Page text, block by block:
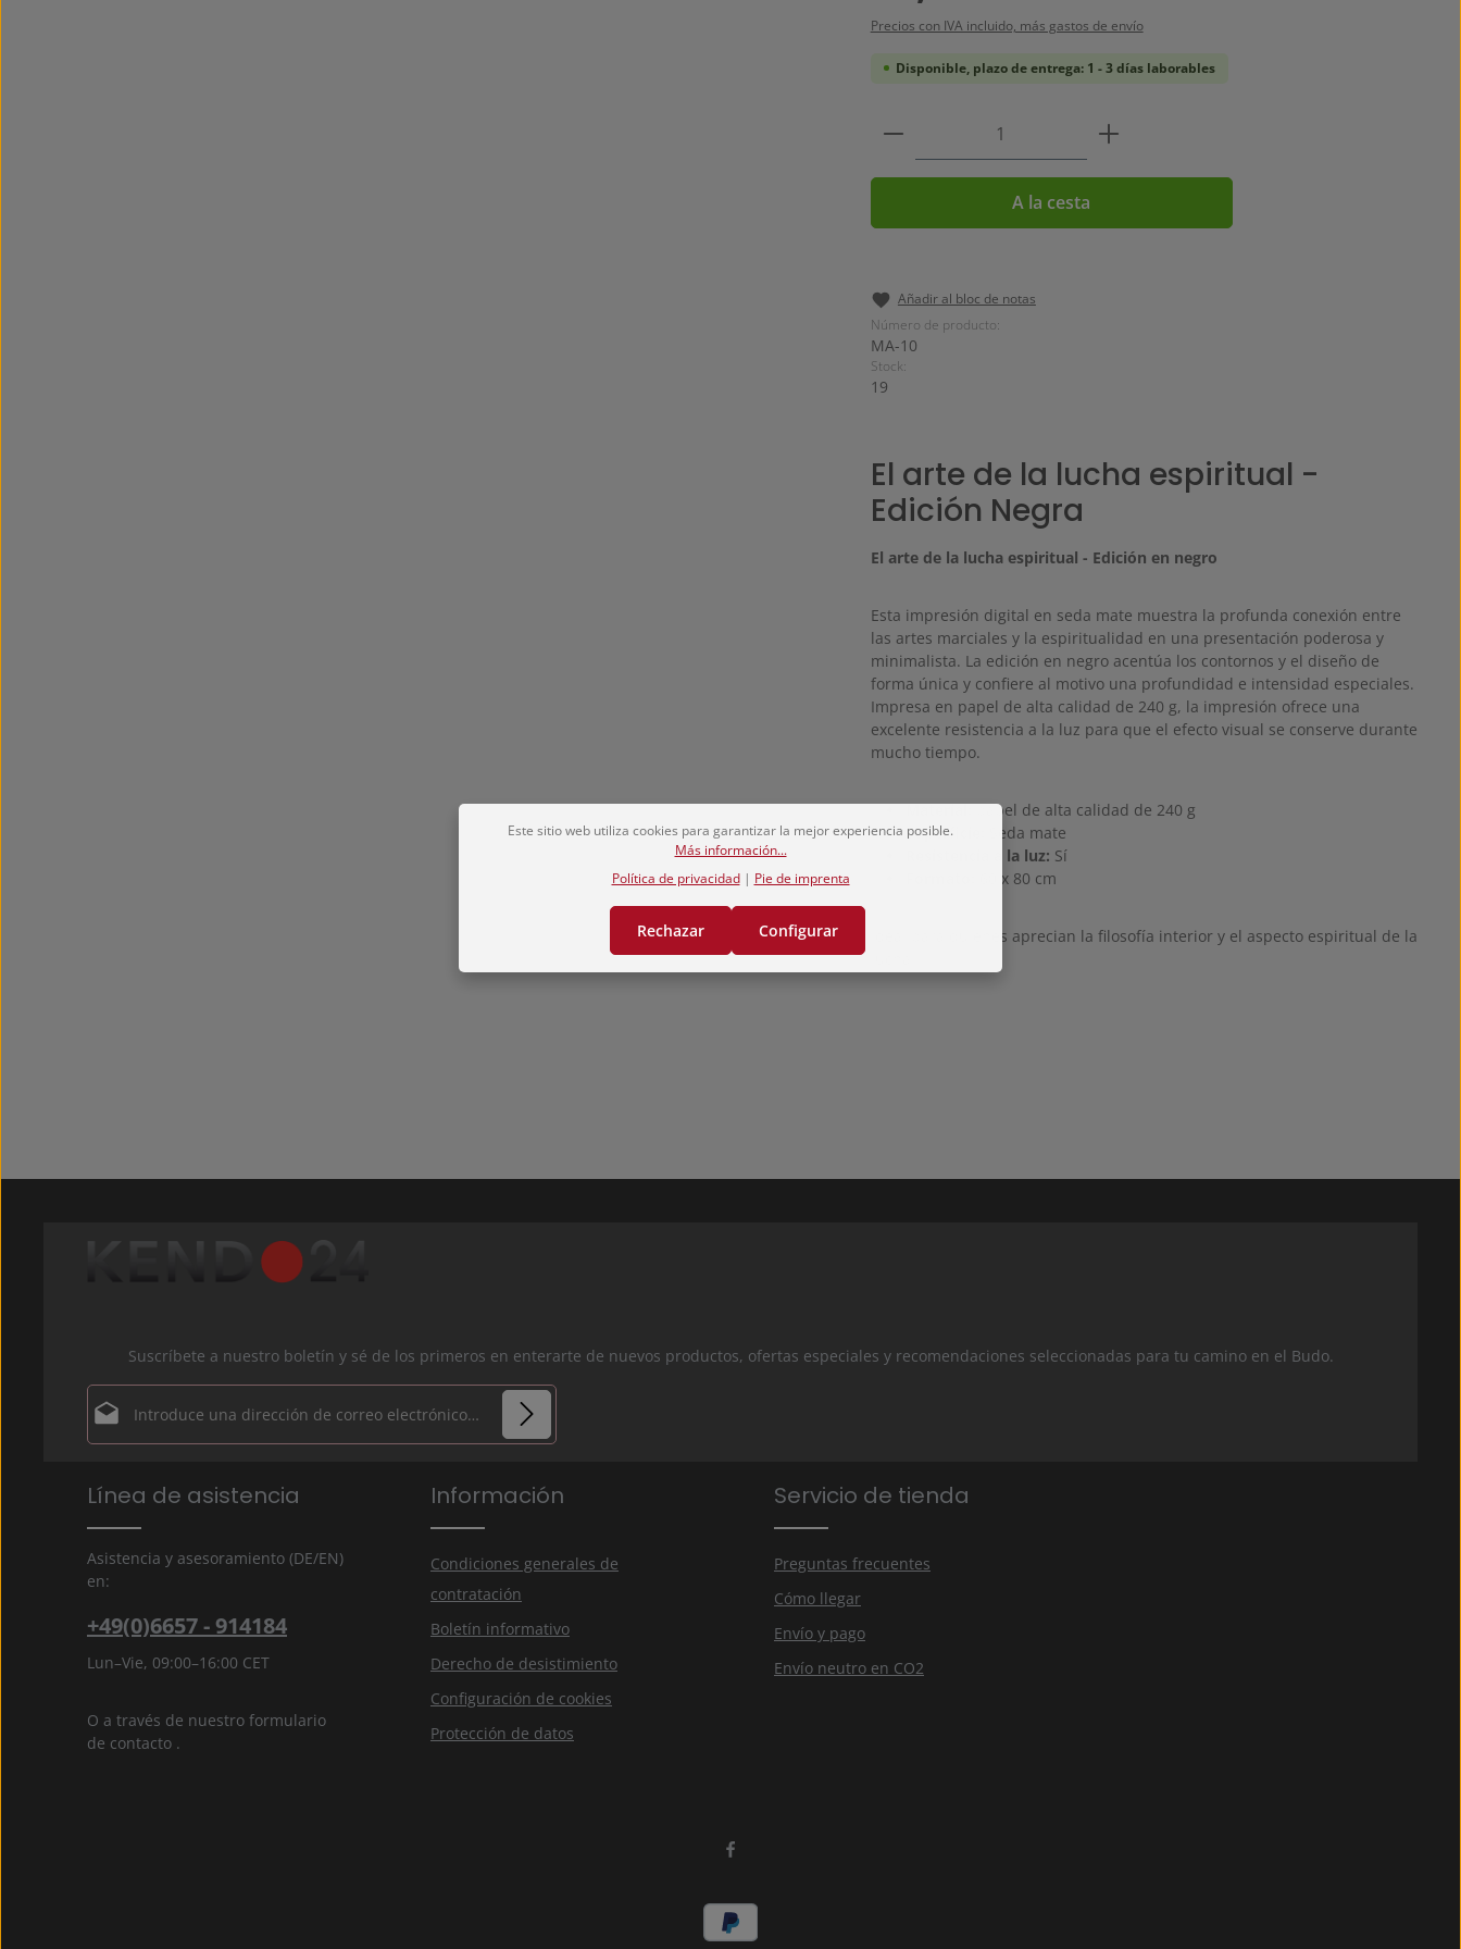
Precios con IVA incluido, más gastos de envío
Disponible, plazo de entrega: 1 - 3 días laborables
Cantidad del producto: introduce la cantidad
A la cesta
Añadir al bloc de notas
Número de producto:
MA-10
Stock:
19
El arte de la lucha espiritual -
Edición Negra
El arte de la lucha espiritual - Edición en negro
Esta impresión digital en seda mate muestra la profunda conexión entre
las artes marciales y la espiritualidad en una presentación poderosa y
minimalista. La edición en negro acentúa los contornos y el diseño de
forma única y confiere al motivo una profundidad e intensidad especiales.
Impresa en papel de alta calidad de 240 g, la impresión ofrece una
excelente resistencia a la luz para que el efecto visual se conserve durante
mucho tiempo.
Material:papel de alta calidad de 240 g
Superficie:
Seda mate
Resistencia a la luz: Sí
60 x 80 cm
Ideal para quienes aprecian la filosofía interior y el aspecto espiritual de la
Suscríbete a nuestro boletín y sé de los primeros en enterarte de nuevos productos, ofertas especiales y recomendaciones seleccionadas para tu camino en el Budo.
Dirección de correo electrónico*
Al seleccionar continuar, confirmas que has leído nuestra
Los campos marcados con un asterisco (*) son obligatorios.
Línea de asistencia
Asistencia y asesoramiento (DE/EN)
en:
+49(0)6657 - 914184
Lun–Vie, 09:00–16:00 CET
O a través de nuestro formulario
de contacto .
Información
Condiciones generales de
contratación
Boletín informativo
Derecho de desistimiento
Configuración de cookies
Protección de datos
Servicio de tienda
Preguntas frecuentes
Cómo llegar
Envío y pago
Envío neutro en CO2
Este sitio web utiliza cookies para garantizar la mejor experiencia posible.
Más información...
Política de privacidad| Pie de imprenta
Rechazar Configurar